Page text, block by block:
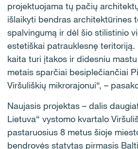
projektuojama tų pačių
išlaikyti bendras architektūrines
spalvingumą ir dėl šio stilistinio
estetiškai patrauklesnę teritoriją.
kaita turi įtakos ir didesniu
metais sparčiai besiplečiančiai
Viršuliškių mikrorajonui“, –
Naujasis projektas – dalis
Lietuva“ vystomo kvartalo
pastaruosius 8 metus šioje
bendrovės statytas pirmasis